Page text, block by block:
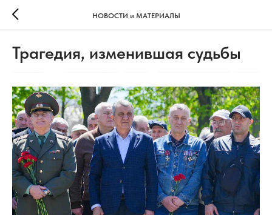
НОВОСТИ и МАТЕРИАЛЫ
Трагедия, изменившая судьбы